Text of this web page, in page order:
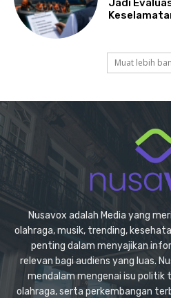
Jadi
Muat lebih
Nusavox adalah Media yang
olahraga, musik, trending,
penting dalam menyajikan
relevan bagi audiens yang luas.
mendalam mengenai isu politik
olahraga, serta perkembangan